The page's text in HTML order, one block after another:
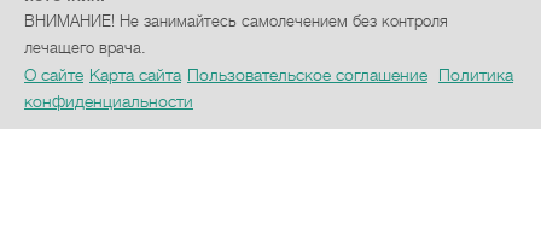
ВНИМАНИЕ! Не занимайтесь самолечением без контроля
лечащего врача.
О сайте Карта сайта Пользовательское соглашение
Политика
конфиденциальности